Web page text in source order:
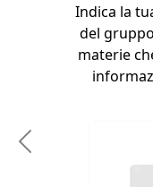
Indica la tua
del gruppo,
materie che ti
informazioni
Previous